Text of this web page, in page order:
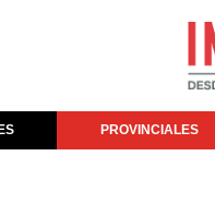
PROVINCIALES